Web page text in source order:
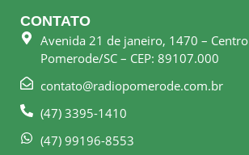
e
b
o
k
s
q
t
a
g
r
a
m
CONTATO
Avenida 21 de janeiro, 1470 – Centro
Pomerode/SC – CEP: 89107.000
contato@radiopomerode.com.br
(47) 3395-1410
(47) 99196-8553